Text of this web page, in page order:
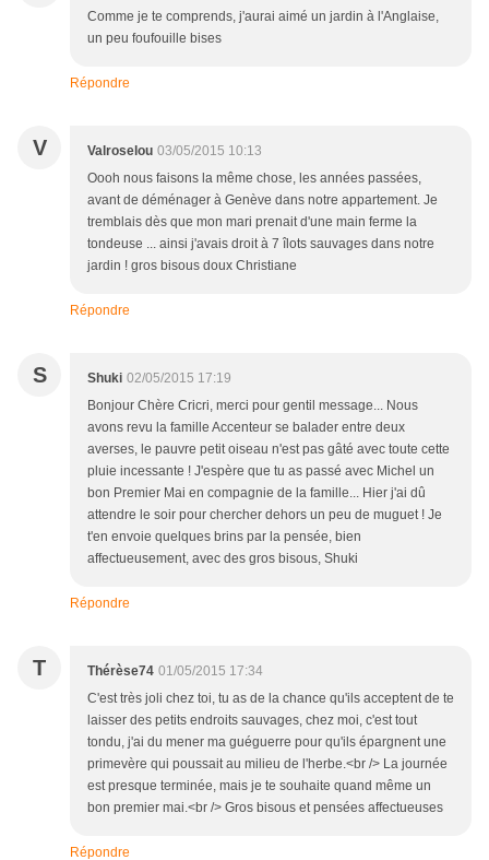
Comme je te comprends, j'aurai aimé un jardin à l'Anglaise,
un peu foufouille bises
Répondre
V Valroselou 03/05/2015 10:13
Oooh nous faisons la même chose, les années passées,
avant de déménager à Genève dans notre appartement. Je
tremblais dès que mon mari prenait d'une main ferme la
tondeuse ... ainsi j'avais droit à 7 îlots sauvages dans notre
jardin ! gros bisous doux Christiane
Répondre
S Shuki 02/05/2015 17:19
Bonjour Chère Cricri, merci pour gentil message... Nous
avons revu la famille Accenteur se balader entre deux
averses, le pauvre petit oiseau n'est pas gâté avec toute cette
pluie incessante ! J'espère que tu as passé avec Michel un
bon Premier Mai en compagnie de la famille... Hier j'ai dû
attendre le soir pour chercher dehors un peu de muguet ! Je
t'en envoie quelques brins par la pensée, bien
affectueusement, avec des gros bisous, Shuki
Répondre
T Thérèse74 01/05/2015 17:34
C'est très joli chez toi, tu as de la chance qu'ils acceptent de te
laisser des petits endroits sauvages, chez moi, c'est tout
tondu, j'ai du mener ma guéguerre pour qu'ils épargnent une
primevère qui poussait au milieu de l'herbe.<br /> La journée
est presque terminée, mais je te souhaite quand même un
bon premier mai.<br /> Gros bisous et pensées affectueuses
Répondre